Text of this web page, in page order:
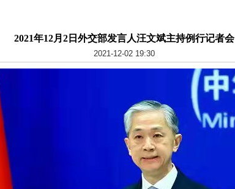
2021年12月2日外交部发言人汪文斌主持例行记者会
2021-12-02 19:30